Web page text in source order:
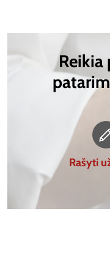
Reikia
Rašyti